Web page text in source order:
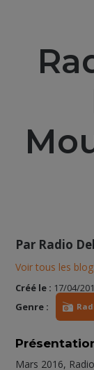
Par Radio
Voir tous les
Créé le : 17/04/
Genre :
Mars 2016,